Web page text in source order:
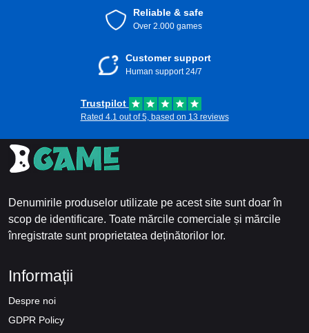
Reliable & safe
Over 2.000 games
Customer support
Human support 24/7
Trustpilot
Rated 4.1 out of 5, based on 13 reviews
Denumirile produselor utilizate pe acest site sunt doar în
scop de identificare. Toate mărcile comerciale și mărcile
înregistrate sunt proprietatea deținătorilor lor.
Informații
Despre noi
GDPR Policy